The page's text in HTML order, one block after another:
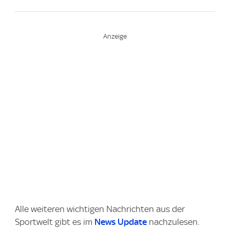
Alle weiteren wichtigen Nachrichten aus der
Sportwelt gibt es im News Update nachzulesen.